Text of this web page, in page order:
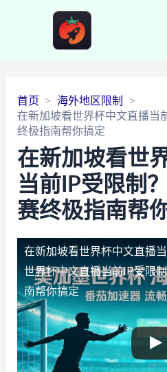
首页
海外地区限制
在新加坡看世界杯中文直播当
终极指南帮你搞定
在新加坡看世
当前IP受限制
赛终极指南帮
在新加坡看世界杯中文直播
世界杯中文直播当前IP受限
南帮你搞定